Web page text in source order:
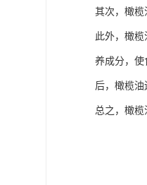
其次，橄榄
此外，橄
养成分，使
后，橄榄油
总之，橄榄